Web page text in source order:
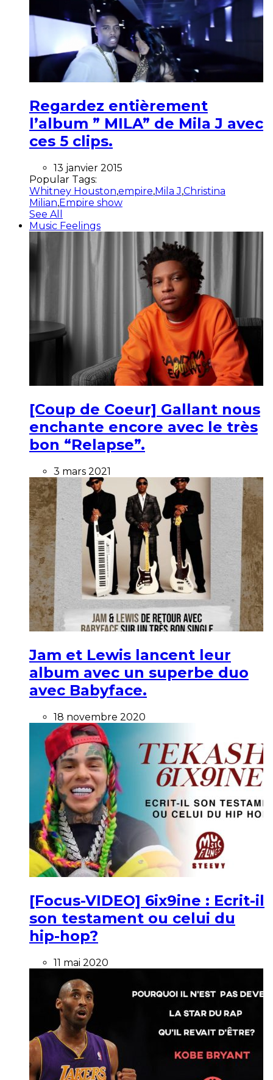
Regardez entièrement
l’album ” MILA” de Mila J avec
ces 5 clips.
13 janvier 2015
Popular Tags:
Whitney Houston,empire,Mila J,Christina
Milian,Empire show
See All
Music Feelings
[Coup de Coeur] Gallant nous
enchante encore avec le très
bon “Relapse”.
3 mars 2021
Jam et Lewis lancent leur
album avec un superbe duo
avec Babyface.
18 novembre 2020
[Focus-VIDEO] 6ix9ine : Ecrit-il
son testament ou celui du
hip-hop?
11 mai 2020